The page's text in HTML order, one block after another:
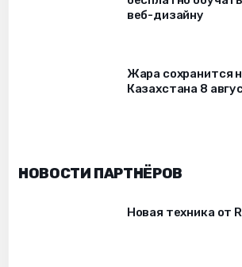
веб-дизайну
Жара сохранится
Казахстана 8
НОВОСТИ ПАРТНЁРОВ
Новая техника от